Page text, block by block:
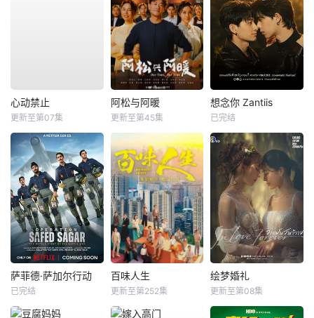
心动禁止
更新至第07集
阿松与阿暖
更新至第45集
想念你 Zantiis
已完结
萨菲德·萨加尔行动
已完结
百味人生
更新至第252集
绘梦婚礼
更新至第08集